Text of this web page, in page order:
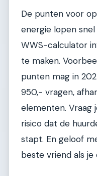
De punten voor
energie lopen
WWS-calculator
te maken.
punten mag in
950,- vragen,
elementen. Vraag
risico dat de
stapt. En geloof
beste vriend als